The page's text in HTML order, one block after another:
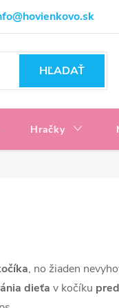
Reklamačné
HĽADAŤ
Hračky
, no žiaden
dieťa v kočíku